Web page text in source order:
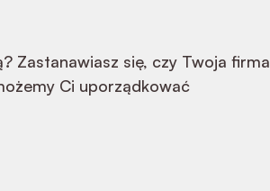
Zastanawiasz się, czy Twoja firma
Ci uporządkować